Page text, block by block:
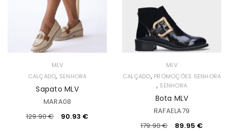
MLV
CALÇADO, SENHORA
Sapato MLV
MARA08
129.90€ 90.93 €
MLV
CALÇADO, PROMOÇÕES SENHORA
, SENHORA
Bota MLV
RAFAELA79
179.90€ 89.95 €